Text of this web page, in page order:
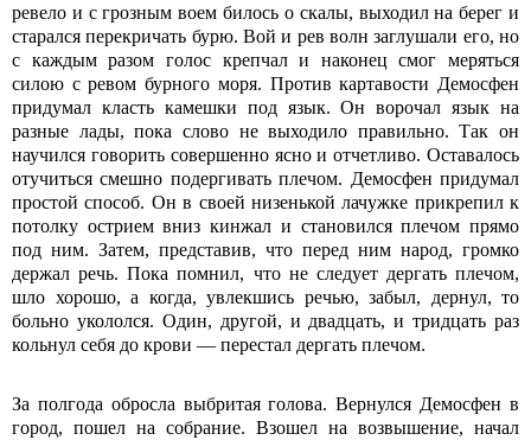
ревело и с грозным воем билось о скалы, выходил на берег и
старался перекричать бурю. Вой и рев волн заглушали его, но
с каждым разом голос крепчал и наконец смог меряться
силою с ревом бурного моря. Против картавости Демосфен
придумал класть камешки под язык. Он ворочал язык на
разные лады, пока слово не выходило правильно. Так он
научился говорить совершенно ясно и отчетливо. Оставалось
отучиться смешно подергивать плечом. Демосфен придумал
простой способ. Он в своей низенькой лачужке прикрепил к
потолку острием вниз кинжал и становился плечом прямо
под ним. Затем, представив, что перед ним народ, громко
держал речь. Пока помнил, что не следует дергать плечом,
шло хорошо, а когда, увлекшись речью, забыл, дернул, то
больно укололся. Один, другой, и двадцать, и тридцать раз
кольнул себя до крови — перестал дергать плечом.
За полгода обросла выбритая голова. Вернулся Демосфен в
город, пошел на собрание. Взошел на возвышение, начал